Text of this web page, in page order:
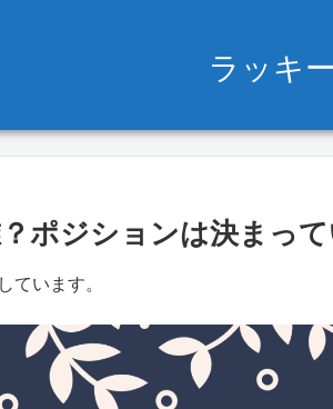
ラッキ
ポジションは決まって
ています。